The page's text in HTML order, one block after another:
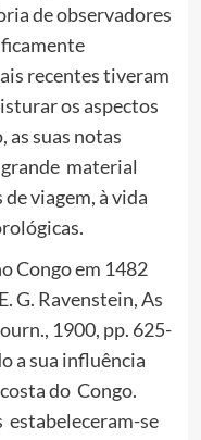
de observadores
recentes tiveram
os aspectos
as suas notas
material
viagem, à vida
Congo em 1482
G. Ravenstein, As
1900, pp. 625-
a sua influência
do Congo.
estabeleceram-se